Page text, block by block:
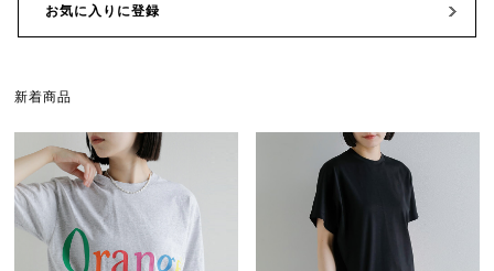
お気に入りに登録
新着商品